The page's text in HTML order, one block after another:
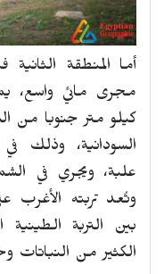
أما المنطقة
كيلو متر جنوبا من
السودانية، وذلك
علبة، ويجري في
وتُعد تربته الأغرب
بين التربة
الكثير من النباتات